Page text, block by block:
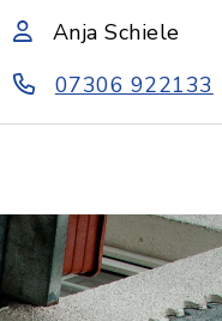
Anja Schiele
07306 922133